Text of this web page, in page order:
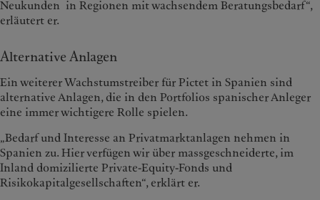
Neukunden in Regionen mit wachsendem Beratungsbedarf“,
erläutert er.
Alternative Anlagen
Ein weiterer Wachstumstreiber für Pictet in Spanien sind
alternative Anlagen, die in den Portfolios spanischer Anleger
eine immer wichtigere Rolle spielen.
„Bedarf und Interesse an Privatmarktanlagen nehmen in
Spanien zu. Hier verfügen wir über massgeschneiderte, im
Inland domizilierte Private-Equity-Fonds und
Risikokapitalgesellschaften“, erklärt er.